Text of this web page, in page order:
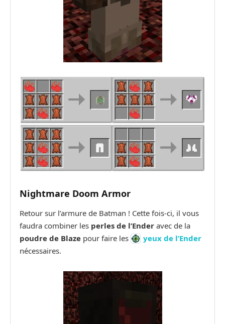
Nightmare Doom Armor
Retour sur l’armure de Batman ! Cette fois-ci, il vous
faudra combiner les perles de l’Ender avec de la
poudre de Blaze pour faire les
yeux de l’Ender
nécessaires.